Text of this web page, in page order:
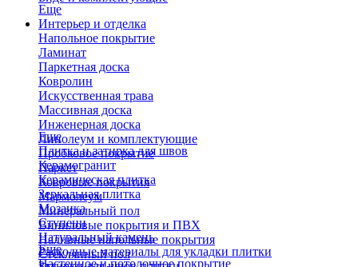
Еще
Интерьер и отделка
Напольное покрытие
Ламинат
Паркетная доска
Ковролин
Искусственная трава
Массивная доска
Инженерная доска
Линолеум и комплектующие
Пробковое покрытие
Паркет
Ковровые покрытия
Мармолеум
Минеральный пол
Виниловые покрытия и ПВХ
Наливные напольные покрытия
Стеклянный пол
Еще
Плитка и затирка для швов
Керамогранит
Керамическая плитка
Зеркальная плитка
Мозаика
Ступени
Натуральный камень
Расходные материалы для укладки плитки
Еще
Настенное и потолочное покрытие